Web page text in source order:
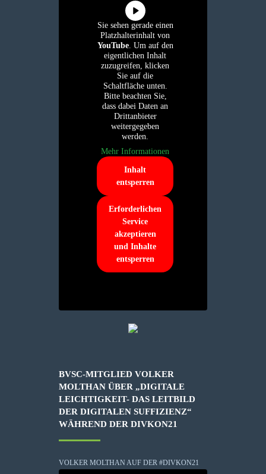
Sie sehen gerade einen
Platzhalterinhalt von
YouTube. Um auf den
eigentlichen Inhalt
zuzugreifen, klicken
Sie auf die
Schaltfläche unten.
Bitte beachten Sie,
dass dabei Daten an
Drittanbieter
weitergegeben
werden.
Mehr Informationen
Inhalt
entsperren
Erforderlichen
Service
akzeptieren
und Inhalte
entsperren
BVSC-MITGLIED VOLKER
MOLTHAN ÜBER „DIGITALE
LEICHTIGKEIT- DAS LEITBILD
DER DIGITALEN SUFFIZIENZ“
WÄHREND DER DIVKON21
VOLKER MOLTHAN AUF DER #DIVKON21